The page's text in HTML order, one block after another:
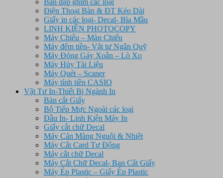
Điện Thoại Bàn & ĐT Kéo Dài
Giấy in các loại- Decal- Bìa Mầu
LINH KIỆN PHOTOCOPY
Máy Chiếu – Màn Chiếu
Máy đếm tiền- Vật tư Ngân Quỹ
Máy Đóng Gáy Xoắn – Lò Xo
Máy Hủy Tài Liệu
Máy Quét – Scaner
Máy tính tiền CASIO
Vật Tư In-Thiết Bị Ngành In
Bàn cắt Giấy
Bộ Tiếp Mực Ngoài các loại
Đầu In- Linh Kiện Máy In
Giấy cắt chữ Decal
Máy Cán Màng Nguội & Nhiệt
Máy Cắt Card Tự Động
Máy cắt chữ Decal
Máy Cắt Chữ Decal- Ban Cắt Giấy
Máy Ép Plastic – Giấy Ép Plastic